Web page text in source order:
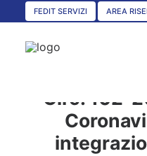
FEDIT SERVIZI AREA
HOME
Circ. 102-